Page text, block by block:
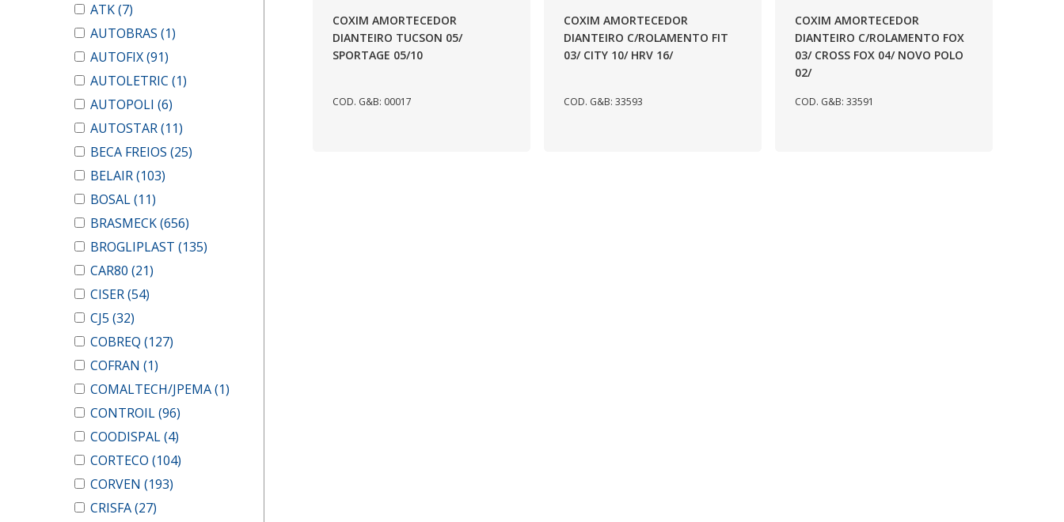
ATK(7)
AUTOBRAS (1)
AUTOFIX(91)
AUTOLETRIC (1)
AUTOPOLI (6)
AUTOSTAR(11)
BECA FREIOS (25)
BELAIR(103)
BOSAL(11)
BRASMECK(656)
BROGLIPLAST (135)
CAR80 (21)
CISER(54)
CJ5 (32)
COBREQ (127)
COFRAN (1)
COMALTECH/JPEMA(1)
CONTROIL(96)
COODISPAL(4)
CORTECO (104)
CORVEN (193)
CRISFA(27)
COXIM AMORTECEDOR
DIANTEIRO TUCSON 05/
SPORTAGE 05/10
COD. G&B: 00017
COXIM AMORTECEDOR
DIANTEIRO C/ROLAMENTO FIT
03/ CITY 10/ HRV 16/
COD. G&B: 33593
COXIM AMORTECEDOR
DIANTEIRO C/ROLAMENTO FOX
03/ CROSS FOX 04/ NOVO POLO
02/
COD. G&B: 33591